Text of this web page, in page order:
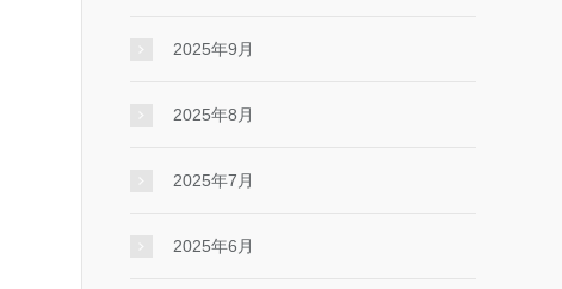
2025年9月
2025年8月
2025年7月
2025年6月